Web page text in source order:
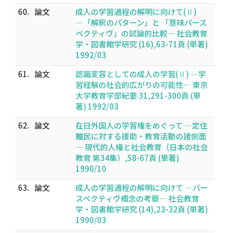
60. 論文
成人の学習過程の解明に向けて(Ⅱ)
―「解釈のパターン」と 「意味パース
ペクティヴ」の試論的比較― 社会教育
学・図書館学研究 (16),63-71頁 (単著)
1992/03
61. 論文
認識変容としての成人の学習(Ⅱ) ―学
習経験の社会的広がりの可能性― 東京
大学教育学部紀要 31,291-300頁 (単
著) 1992/03
62. 論文
在日外国人の学習権をめぐって ―定住
難民に対する援助・教育活動の諸側面
― 現代的人権と社会教育（日本の社会
教育 第34集）,58-67頁 (単著)
1990/10
63. 論文
成人の学習過程の解明に向けて ―パー
スペクティヴ概念の考察― 社会教育
学・図書館学研究 (14),23-32頁 (単著)
1990/03